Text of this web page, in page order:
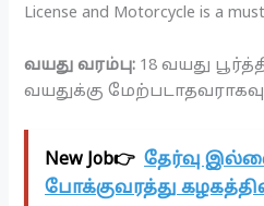
License and Motorcycle is a
வயது வரம்பு: 18 வயது
வயதுக்கு
New Job👉 தேர்வு
போக்குவரத்து